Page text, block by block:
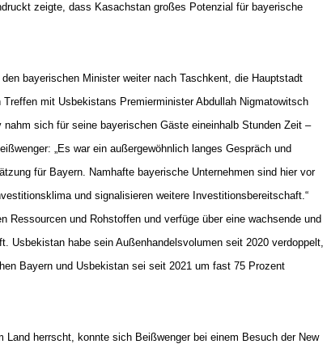
zeigte, dass Kasachstan großes Potenzial für bayerische
bayerischen Minister weiter nach Taschkent, die Hauptstadt
mit Usbekistans Premierminister Abdullah Nigmatowitsch
sich für seine bayerischen Gäste eineinhalb Stunden Zeit –
„Es war ein außergewöhnlich langes Gespräch und
für Bayern. Namhafte bayerische Unternehmen sind hier vor
und signalisieren weitere Investitionsbereitschaft.“
Ressourcen und Rohstoffen und verfüge über eine wachsende und
Usbekistan habe sein Außenhandelsvolumen seit 2020 verdoppelt,
Bayern und Usbekistan sei seit 2021 um fast 75 Prozent
Land herrscht, konnte sich Beißwenger bei einem Besuch der New